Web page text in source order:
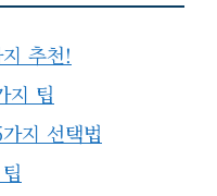
추천!
지 팁
지 선택법